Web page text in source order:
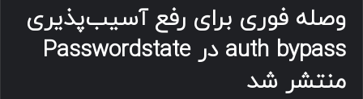
وصله فوری برای رفع آسیب‌پذیری
auth bypass در Passwordstate
منتشر شد